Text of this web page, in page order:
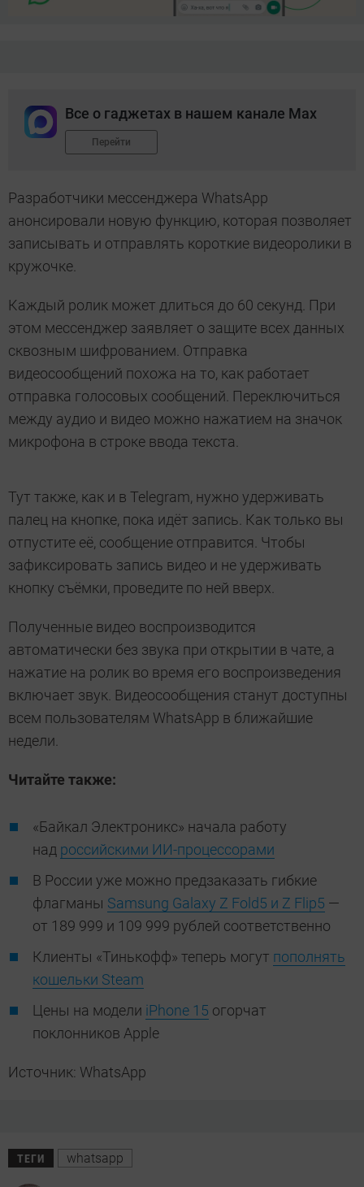
Все о гаджетах в нашем канале Max
Перейти
Разработчики мессенджера WhatsApp
анонсировали новую функцию, которая позволяет
записывать и отправлять короткие видеоролики в
кружочке.
Каждый ролик может длиться до 60 секунд. При
этом мессенджер заявляет о защите всех данных
сквозным шифрованием. Отправка
видеосообщений похожа на то, как работает
отправка голосовых сообщений. Переключиться
между аудио и видео можно нажатием на значок
микрофона в строке ввода текста.
Тут также, как и в Telegram, нужно удерживать
палец на кнопке, пока идёт запись. Как только вы
отпустите её, сообщение отправится. Чтобы
зафиксировать запись видео и не удерживать
кнопку съёмки, проведите по ней вверх.
Полученные видео воспроизводится
автоматически без звука при открытии в чате, а
нажатие на ролик во время его воспроизведения
включает звук. Видеосообщения станут доступны
всем пользователям WhatsApp в ближайшие
недели.
Читайте также:
«Байкал Электроникс» начала работу
над российскими ИИ-процессорами
В России уже можно предзаказать гибкие
флагманы Samsung Galaxy Z Fold5 и Z Flip5 —
от 189 999 и 109 999 рублей соответственно
Клиенты «Тинькофф» теперь могут пополнять
кошельки Steam
Цены на модели iPhone 15 огорчат
поклонников Apple
Источник: WhatsApp
ТЕГИ whatsapp